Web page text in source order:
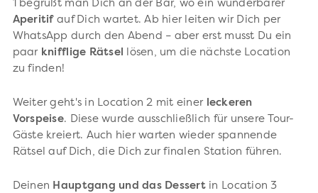
1 begrüßt man Dich an der Bar, wo ein wunderbarer
Aperitifauf Dich wartet. Ab hier leiten wir Dich per
WhatsApp durch den Abend – aber erst musst Du ein
paar knifflige Rätsel lösen, um die nächste Location
zu finden!
Weiter geht's in Location 2 mit einer leckeren
Vorspeise. Diese wurde ausschließlich für unsere Tour-
Gäste kreiert. Auch hier warten wieder spannende
Rätsel auf Dich, die Dich zur finalen Station führen.
Deinen Hauptgang und das Dessertin Location 3